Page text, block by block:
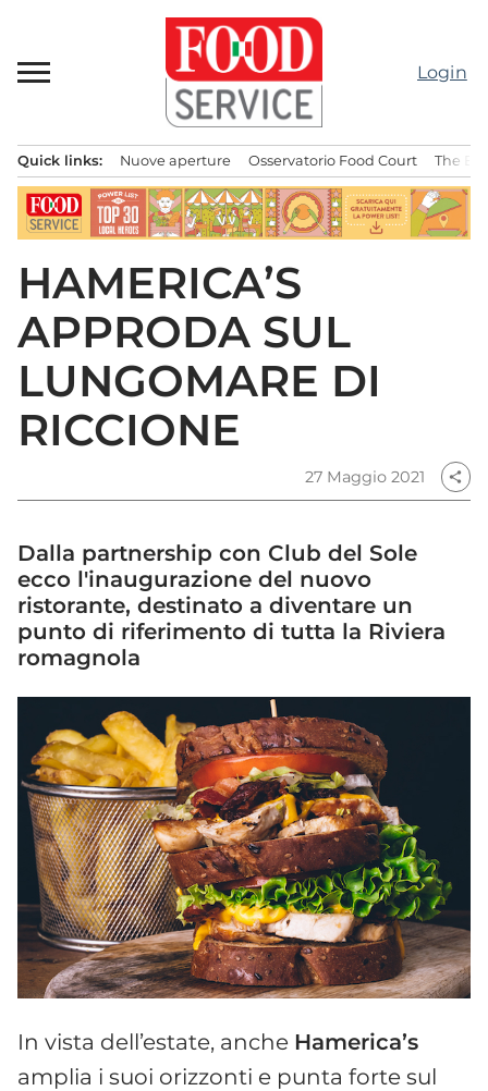
contenuto
Login
principale
Quick links: Nuove aperture Osservatorio Food Court The
HAMERICA’S
APPRODA SUL
LUNGOMARE DI
RICCIONE
27 Maggio 2021 share
Dalla partnership con Club del Sole
ecco l'inaugurazione del nuovo
ristorante, destinato a diventare un
punto di riferimento di tutta la Riviera
romagnola
In vista dell’estate, anche Hamerica’s
amplia i suoi orizzonti e punta forte sul